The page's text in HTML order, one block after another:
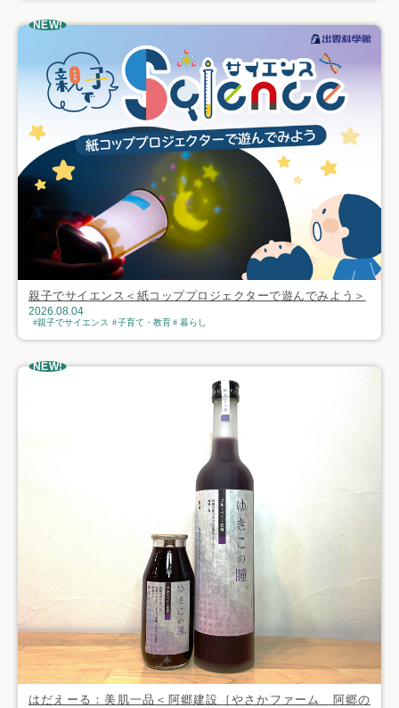
NEW!
親子でサイエンス＜紙コッププロジェクターで遊んでみよう＞
2026.08.04
親子でサイエンス 子育て・教育 暮らし
NEW!
はだえーる：美肌一品＜阿郷建設［やさかファーム 阿郷の